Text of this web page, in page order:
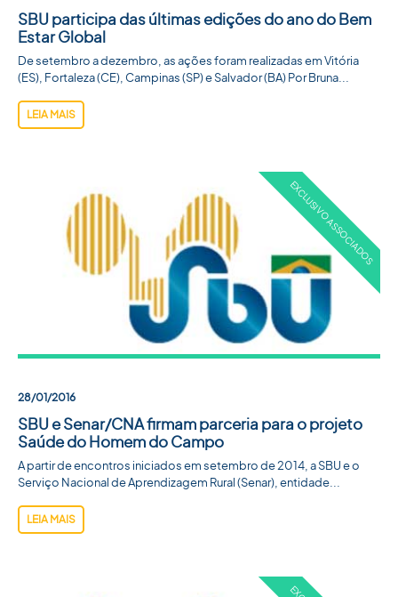
SBU participa das últimas edições do ano do Bem
Estar Global
De setembro a dezembro, as ações foram realizadas em Vitória
(ES), Fortaleza (CE), Campinas (SP) e Salvador (BA) Por Bruna...
LEIA MAIS
28/01/2016
SBU e Senar/CNA firmam parceria para o projeto
Saúde do Homem do Campo
A partir de encontros iniciados em setembro de 2014, a SBU e o
Serviço Nacional de Aprendizagem Rural (Senar), entidade...
LEIA MAIS